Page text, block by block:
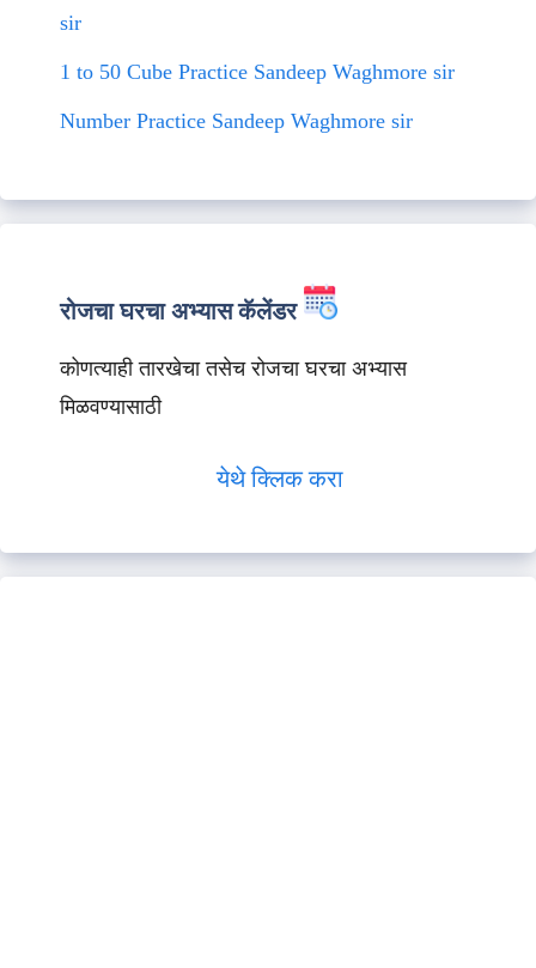
sir
1 to 50 Cube Practice Sandeep Waghmore sir
Number Practice Sandeep Waghmore sir
रोजचा घरचा अभ्यास कॅलेंडर
कोणत्याही तारखेचा तसेच रोजचा घरचा अभ्यास
मिळवण्यासाठी
येथे क्लिक करा